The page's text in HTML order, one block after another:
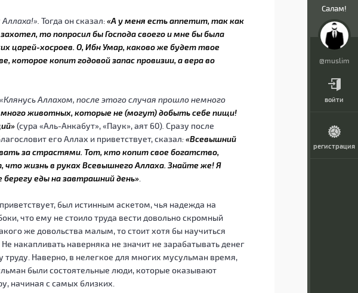
Салам!
@muslim
войти
регистрация
Тогда он сказал:«А у меня есть аппетит, так как
то попросил бы Господа своего и мне бы была
царей-хосроев. О, Ибн Умар, каково же будет твое
которое копит годовой запас провизии, а вера во
«Клянусь Аллахом, после этого случая прошло немного
много животных, которые не (могут) добыть себе пищи!
(сура «Аль-Анкабут», «Паук», аят 60) Сразу после
его Аллах и приветствует, сказал:«Всевышний
за страстями. Тот, кто копит свое богатство,
жизнь в руках Всевышнего Аллаха. Знайте же! Я
берегу еды на завтрашний день»
был истинным аскетом, чья надежда на
что ему не стоило труда вести довольно скромный
же довольства малым, то стоит хотя бы научиться
накапливать наверняка не значит не зарабатывать денег
Наверно, в нелегкое для многих мусульман время,
были состоятельные люди, которые оказывают
начиная с самых близких.